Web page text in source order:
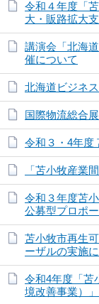
令和４年度「
大・販路拡大
講演会「北海
催について
北海道ビジネ
国際物流総合
令和３・4年度
「苫小牧産業
令和３年度苫
公募型プロポ
苫小牧市再生
ーザルの実施
令和4年度「苫
境改善事業）